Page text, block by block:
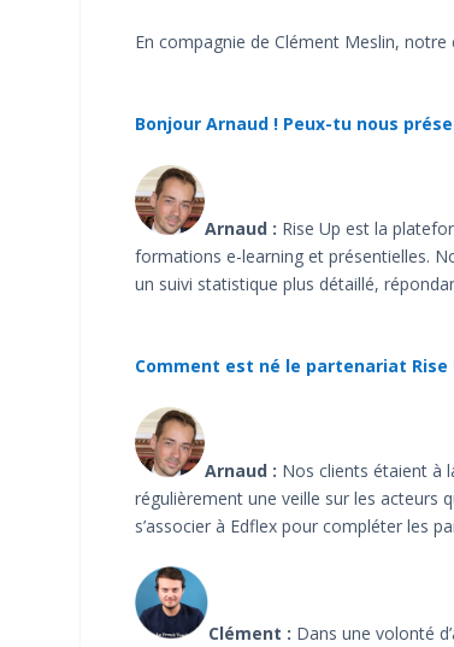
En compagnie de Clément Meslin,
Bonjour Arnaud ! Peux-tu nous
Arnaud : Rise Up est la
formations e-learning et présentielles.
un suivi statistique plus détaillé,
Comment est né le partenariat Rise
Arnaud : Nos clients étaient à
régulièrement une veille sur les acteurs
s’associer à Edflex pour compléter les
Clément : Dans une volonté